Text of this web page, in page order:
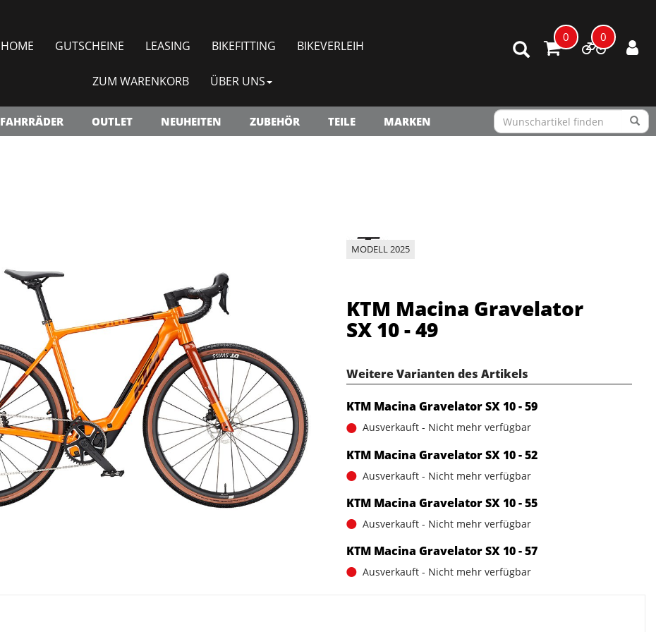
0 0
HOME GUTSCHEINE LEASING BIKEFITTING BIKEVERLEIH
ZUM WARENKORB ÜBER UNS
FAHRRÄDER OUTLET NEUHEITEN ZUBEHÖR TEILE MARKEN
MODELL 2025
KTM Macina Gravelator
SX 10 - 49
Weitere Varianten des Artikels
KTM Macina Gravelator SX 10 - 59
Ausverkauft - Nicht mehr verfügbar
KTM Macina Gravelator SX 10 - 52
Ausverkauft - Nicht mehr verfügbar
KTM Macina Gravelator SX 10 - 55
Ausverkauft - Nicht mehr verfügbar
KTM Macina Gravelator SX 10 - 57
Ausverkauft - Nicht mehr verfügbar